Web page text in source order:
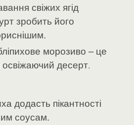
свіжих ягід
зробить його
морозиво – це
освіжаючий десерт.
додасть пікантності
соусам.